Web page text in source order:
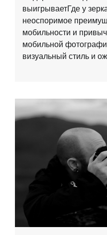
выигрываетГде у
неоспоримое
мобильности и
мобильной
визуальный стиль и